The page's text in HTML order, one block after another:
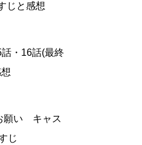
じと感想
・16話(最終
願い キャス
じ